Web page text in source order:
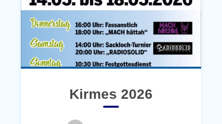
Kirmes 2026